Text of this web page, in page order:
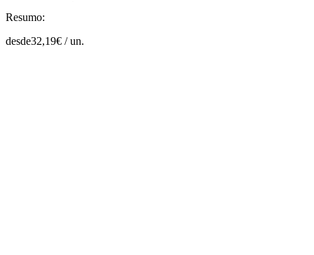
Resumo:
desde32,19€ /un.